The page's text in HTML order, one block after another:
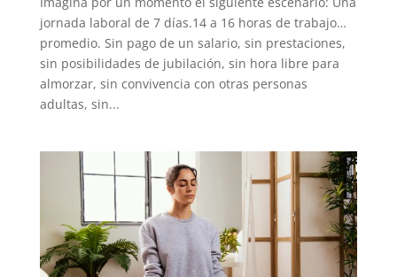
jornada laboral de 7 días.14 a 16 horas de trabajo…
promedio. Sin pago de un salario, sin prestaciones,
sin posibilidades de jubilación, sin hora libre para
almorzar, sin convivencia con otras personas
adultas, sin...